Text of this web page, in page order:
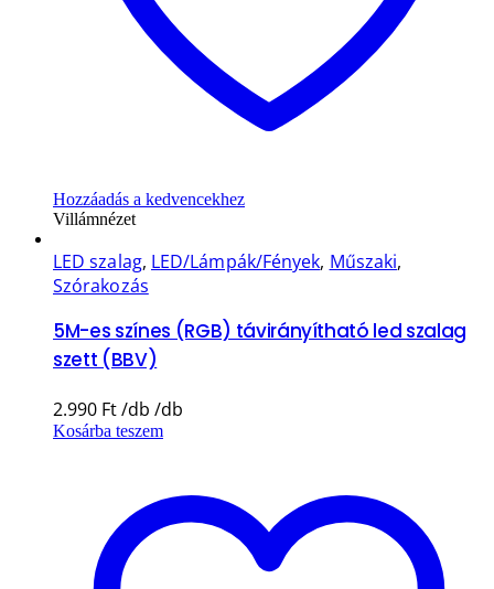
Hozzáadás a kedvencekhez
Villámnézet
LED szalag, LED/Lámpák/Fények, Műszaki,
Szórakozás
5M-es színes (RGB) távirányítható led szalag
szett (BBV)
2.990 Ft
Kosárba teszem